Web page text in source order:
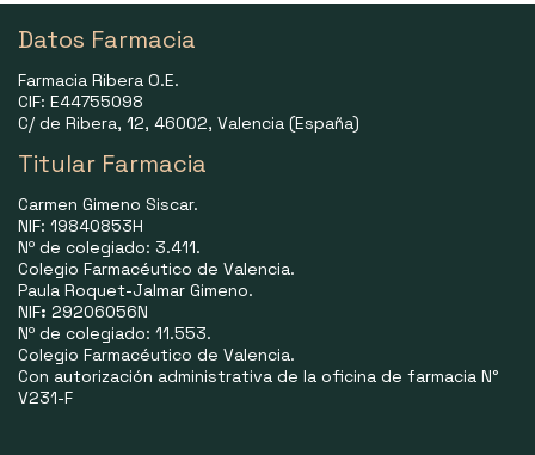
Datos Farmacia
Farmacia Ribera O.E.
CIF: E44755098
C/ de Ribera, 12, 46002, Valencia (España)
Titular Farmacia
Carmen Gimeno Siscar.
NIF: 19840853H
Nº de colegiado: 3.411.
Colegio Farmacéutico de Valencia.
Paula Roquet-Jalmar Gimeno.
NIF: 29206056N
Nº de colegiado: 11.553.
Colegio Farmacéutico de Valencia.
Con autorización administrativa de la oficina de farmacia N°
V231-F